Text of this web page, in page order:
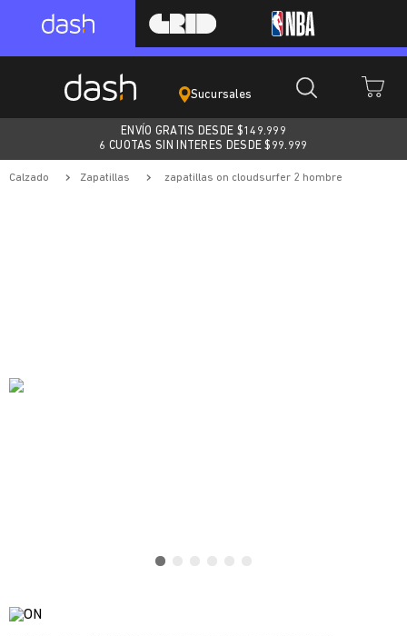
Sucursales
ENVÍO GRATIS DESDE $149.999
6 CUOTAS SIN INTERES DESDE $99.999
calzado zapatillas zapatillas on cloudsurfer 2 hombre